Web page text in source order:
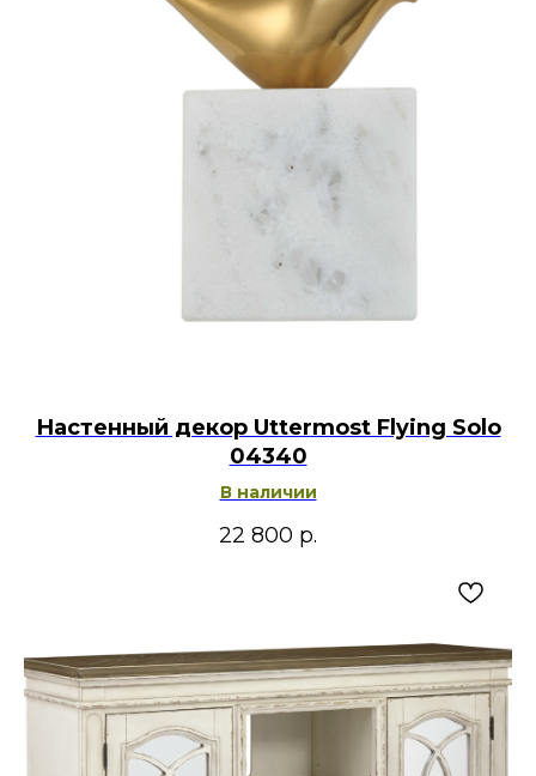
Настенный декор Uttermost Flying Solo
04340
В наличии
22 800 р.